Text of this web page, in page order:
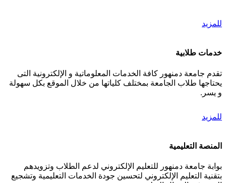
للمزيد
خدمات طلابية
تقدم جامعة دمنهور كافة الخدمات المعلوماتية و الإلكترونية التى
يحتاجها طلاب الجامعة بمختلف كلياتها من خلال الموقع بكل سهولة
و يسر.
للمزيد
المنصة التعليمية
بوابة جامعة دمنهور للتعليم الإلكتروني لدعم الطلاب وتزويدهم
بتقنية التعليم الإلكتروني لتحسين جودة الخدمات التعليمية وتشجيع